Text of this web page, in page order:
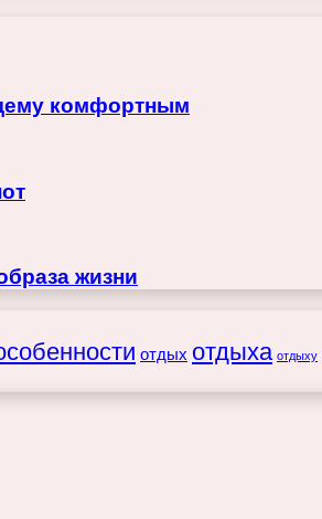
комфортным
жизни
отдых отдыха отдыху